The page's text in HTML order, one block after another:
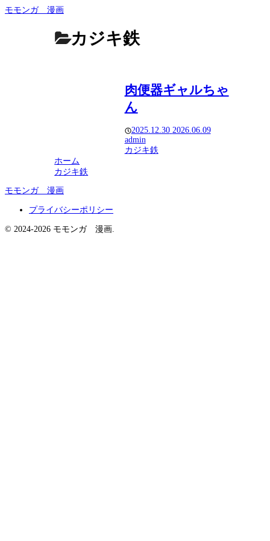
モモンガ 漫画
カジキ鉄
肉便器ギャルちゃ
ん
2025.12.30 2026.06.09
admin
カジキ鉄
ホーム
カジキ鉄
モモンガ 漫画
プライバシーポリシー
© 2024-2026 モモンガ 漫画.